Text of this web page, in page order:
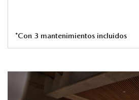
*Con 3 mantenimientos incluidos